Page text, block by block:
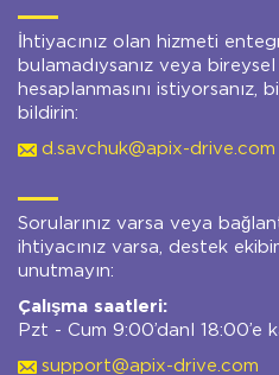
İhtiyacınız olan hizmeti
bulamadıysanız veya
hesaplanmasını istiyorsanız,
bildirin:
d.savchuk@apix-drive.com
Sorularınız varsa veya
ihtiyacınız varsa, destek
unutmayın:
Çalışma saatleri:
Pzt - Cum 9:00’danl 18:00’e
support@apix-drive.com